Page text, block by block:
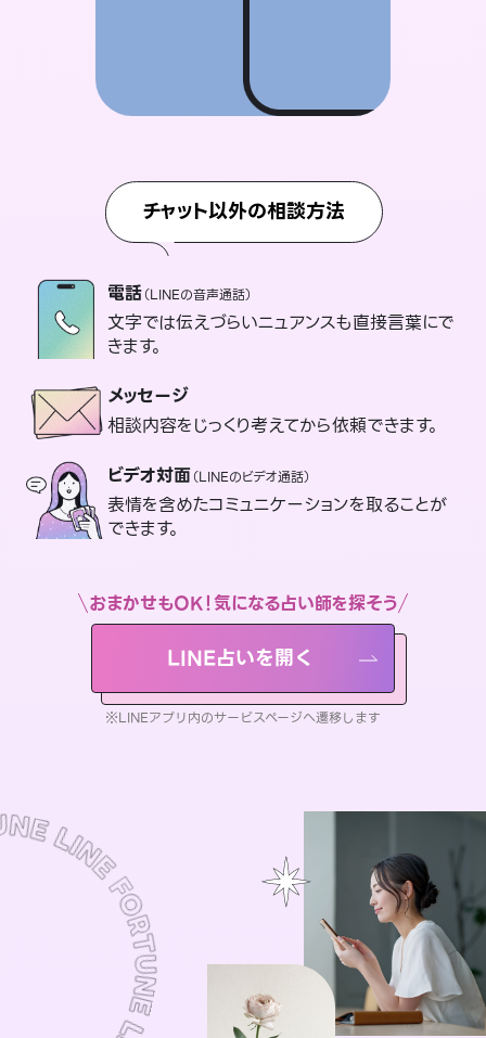
チャット以外の相談方法
電話（LINEの音声通話）
文字では伝えづらいニュアンスも直接言葉にで
きます。
メッセージ
相談内容をじっくり考えてから依頼できます。
ビデオ対面（LINEのビデオ通話）
表情を含めたコミュニケーションを取ることが
できます。
おまかせもOK！気になる占い師を探そう
LINE占いを開く
※LINEアプリ内のサービスページへ遷移します